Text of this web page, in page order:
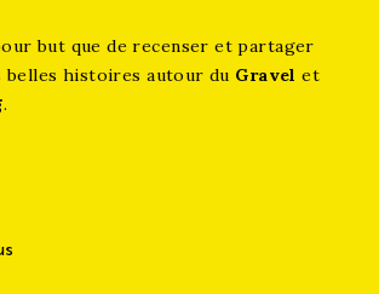
but que de recenser et partager
belles histoires autour du Gravel et
.